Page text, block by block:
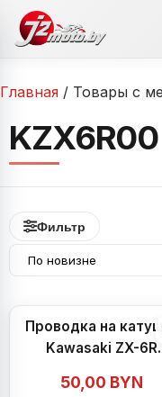
Перейти
Главная / Товары с
KZX6R00
Фильтр
Проводка на
Kawasaki ZX-6R
50,00 BYN